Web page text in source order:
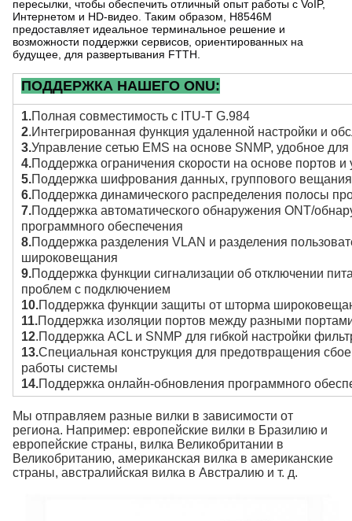
пересылки, чтобы обеспечить отличный опыт работы с VoIP,
Интернетом и HD-видео. Таким образом, H8546M
предоставляет идеальное терминальное решение и
возможности поддержки сервисов, ориентированных на
будущее, для развертывания FTTH.
ПОДДЕРЖКА НАШЕГО ONU:
1.Полная совместимость с ITU-T G.984
2.Интегрированная функция удаленной настройки и
3.Управление сетью EMS на основе SNMP, удобное
4.Поддержка ограничения скорости на основе портов
5.Поддержка шифрования данных, группового
6.Поддержка динамического распределения полосы
7.Поддержка автоматического обнаружения ONT/
программного обеспечения
8.Поддержка разделения VLAN и разделения
широковещания
9.Поддержка функции сигнализации об отключении
проблем с подключением
10.Поддержка функции защиты от шторма
11.Поддержка изоляции портов между разными
12.Поддержка ACL и SNMP для гибкой настройки
13.Специальная конструкция для предотвращения
работы системы
14.Поддержка онлайн-обновления программного
Мы отправляем разные вилки в зависимости от
региона. Например: европейские вилки в Бразилию и
европейские страны, вилка Великобритании в
Великобританию, американская вилка в американские
страны, австралийская вилка в Австралию и т. д.